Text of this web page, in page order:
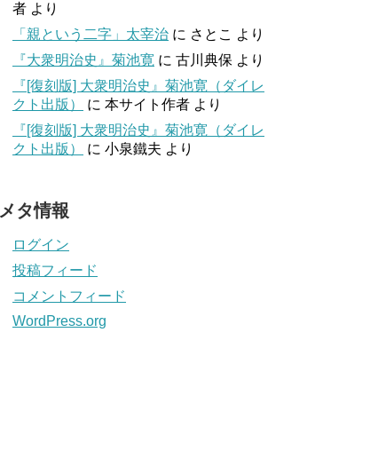
者 より
「親という二字」太宰治 に さとこ より
『大衆明治史』菊池寛 に 古川典保 より
『[復刻版] 大衆明治史』菊池寛（ダイレ
クト出版）
に 本サイト作者 より
『[復刻版] 大衆明治史』菊池寛（ダイレ
クト出版）
に 小泉鐵夫 より
メタ情報
ログイン
投稿フィード
コメントフィード
WordPress.org